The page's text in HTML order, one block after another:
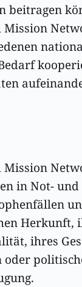
beitragen
Mission
Mission
in Not- und
Herkunft,
ihres
oder